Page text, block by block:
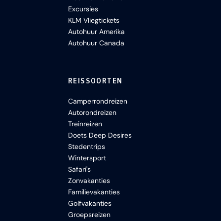
Excursies
KLM Vliegtickets
Autohuur Amerika
Autohuur Canada
REISSOORTEN
Camperrondreizen
Autorondreizen
Treinreizen
Doets Deep Desires
Stedentrips
Wintersport
Safari's
Zonvakanties
Familievakanties
Golfvakanties
Groepsreizen